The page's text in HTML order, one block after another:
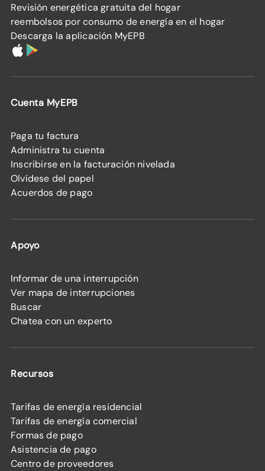
Revisión energética gratuita del hogar
reembolsos por consumo de energía en el hogar
Descarga la aplicación MyEPB
Cuenta MyEPB
Paga tu factura
Administra tu cuenta
Inscribirse en la facturación nivelada
Olvídese del papel
Acuerdos de pago
Apoyo
Informar de una interrupción
Ver mapa de interrupciones
Buscar
Chatea con un experto
Recursos
Tarifas de energía residencial
Tarifas de energía comercial
Formas de pago
Asistencia de pago
Centro de proveedores